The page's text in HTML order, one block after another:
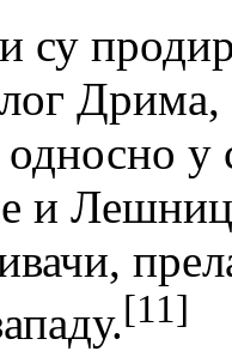
су
Дрима,
у
и
[11]